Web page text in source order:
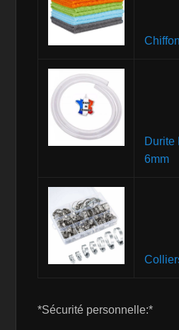
Durite
6mm
*Sécurité personnelle:*